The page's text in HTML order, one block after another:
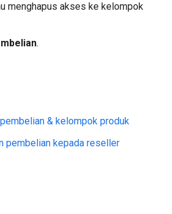
menghapus akses ke kelompok
.
& kelompok produk
pembelian kepada reseller